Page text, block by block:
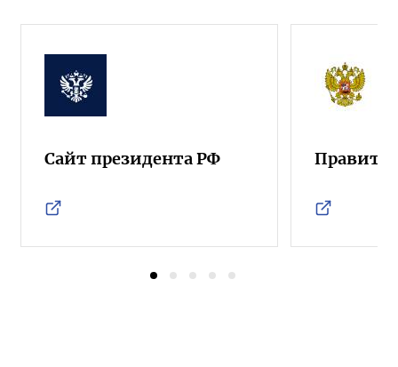
Сайт президента РФ